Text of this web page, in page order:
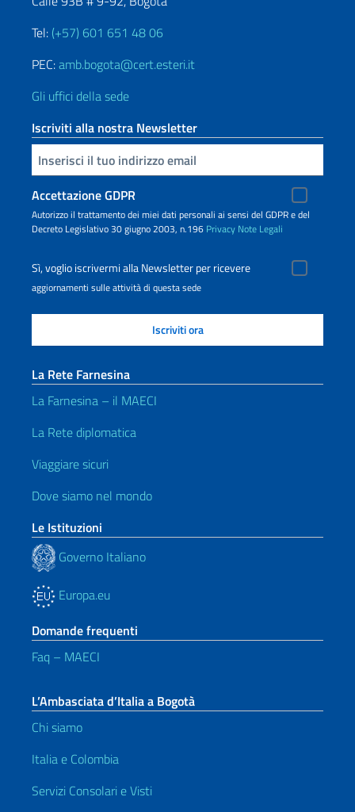
Tel: (+57) 601 651 48 06
PEC:amb.bogota@cert.esteri.it
Gli uffici della sede
Iscriviti alla nostra Newsletter
Inserisci la tua email
Accettazione GDPR
Autorizzo il trattamento dei miei dati personali ai sensi del GDPR e del
Decreto Legislativo 30 giugno 2003, n.196 Privacy Note Legali
Sì, voglio iscrivermi alla Newsletter per ricevere
aggiornamenti sulle attività di questa sede
La Rete Farnesina
La Farnesina – il MAECI
La Rete diplomatica
Viaggiare sicuri
Dove siamo nel mondo
Le Istituzioni
Governo Italiano
Europa.eu
Domande frequenti
Faq – MAECI
L’Ambasciata d’Italia a Bogotà
Chi siamo
Italia e Colombia
Servizi Consolari e Visti